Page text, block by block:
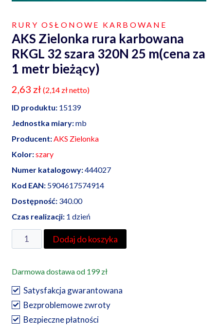
RURY OSŁONOWE KARBOWANE
AKS Zielonka rura karbowana
RKGL 32 szara 320N 25 m(cena za
1 metr bieżący)
2,63 zł (2,14 złnetto)
ID produktu: 15139
Jednostka miary:mb
Producent: AKS Zielonka
Kolor:szary
Numer katalogowy:444027
Kod EAN: 5904617574914
Dostępność: 340.00
Czas realizacji: 1 dzień
ilość
AKS
rura
karbowana
RKGL
32
Dodaj do koszyka
Darmowa dostawa od 199 zł
Satysfakcja gwarantowana
Bezproblemowe zwroty
Bezpieczne płatności